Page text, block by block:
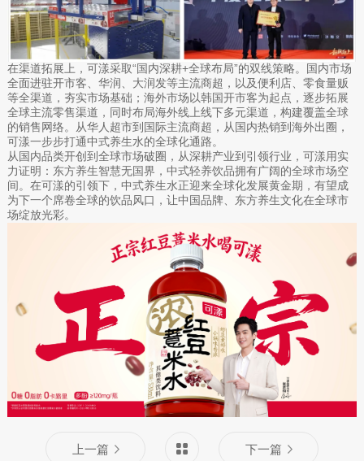
在渠道拓展上，可漾采取“国内深耕+全球布局”的双线策略。国内市场
全面进驻开市客、华润、大润发等主流商超，以及便利店、零食量贩
等全渠道，夯实市场基础；海外市场以韩国开市客为起点，逐步拓展
全球主流零售渠道，同时布局海外线上线下多元渠道，构建覆盖全球
的销售网络。从华人超市到国际主流商超，从国内热销到海外出圈，
可漾一步步打通中式养生水的全球化通路。
从国内品类开创到全球市场破圈，从深耕产业到引领行业，可漾用实
力证明：东方养生智慧无国界，中式轻养饮品拥有广阔的全球市场空
间。在可漾的引领下，中式养生水正迎来全球化发展黄金期，有望成
为下一个席卷全球的饮品风口，让中国品牌、东方养生文化在全球市
场绽放光彩。
上一篇 下一篇